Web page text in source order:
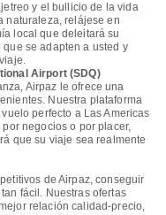
y el bullicio de la vida
naturaleza, relájese en
local que deleitará su
se adapten a usted y
Airport (SDQ)
Airpaz le ofrece una
Nuestra plataforma
perfecto a Las Americas
por negocios o por placer,
que su viaje sea realmente
de Airpaz, conseguir
fácil. Nuestras ofertas
relación calidad-precio,